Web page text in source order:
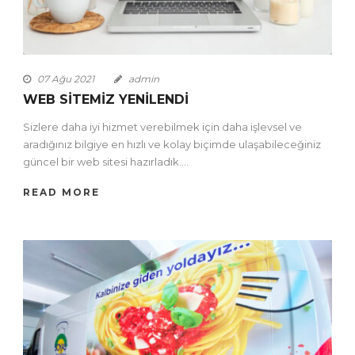
07 Ağu 2021 admin
WEB SİTEMİZ YENİLENDİ
Sizlere daha iyi hizmet verebilmek için daha işlevsel ve
aradığınız bilgiye en hızlı ve kolay biçimde ulaşabileceğiniz
güncel bir web sitesi hazırladık....
READ MORE